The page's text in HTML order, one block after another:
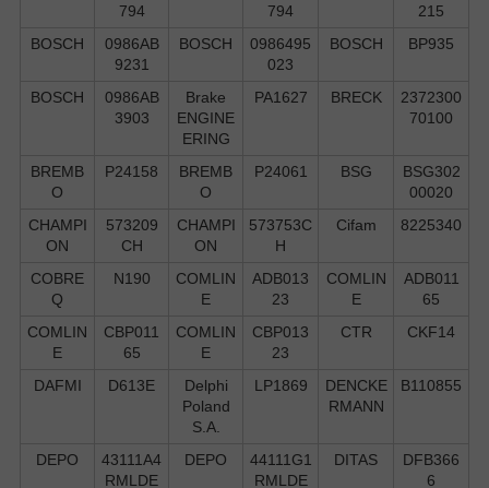
794
794
215
BOSCH
0986AB
9231
BOSCH
0986495
023
BOSCH BP935
BOSCH
0986AB
3903
Brake
ENGINE
ERING
PA1627 BRECK
2372300
70100
BREMB
O
P24158
BREMB
O
P24061 BSG
BSG302
00020
CHAMPI
ON
573209
CH
CHAMPI
ON
573753C
H
Cifam 8225340
COBRE
Q
N190
COMLIN
E
ADB013
23
COMLIN
E
ADB011
65
COMLIN
E
CBP011
65
COMLIN
E
CBP013
23
CTR CKF14
DAFMI D613E
Delphi
Poland
S.А.
LP1869
DENCKE
RMANN
B110855
DEPO
43111A4
RMLDE
DEPO
44111G1
RMLDE
DITAS
DFB366
6